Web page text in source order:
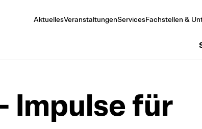
AktuellesVeranstaltungenServicesFachstellen &
Impulse für